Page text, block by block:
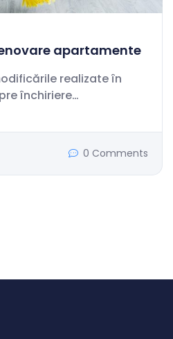
apartamente
realizate în
închiriere…
0 Comments